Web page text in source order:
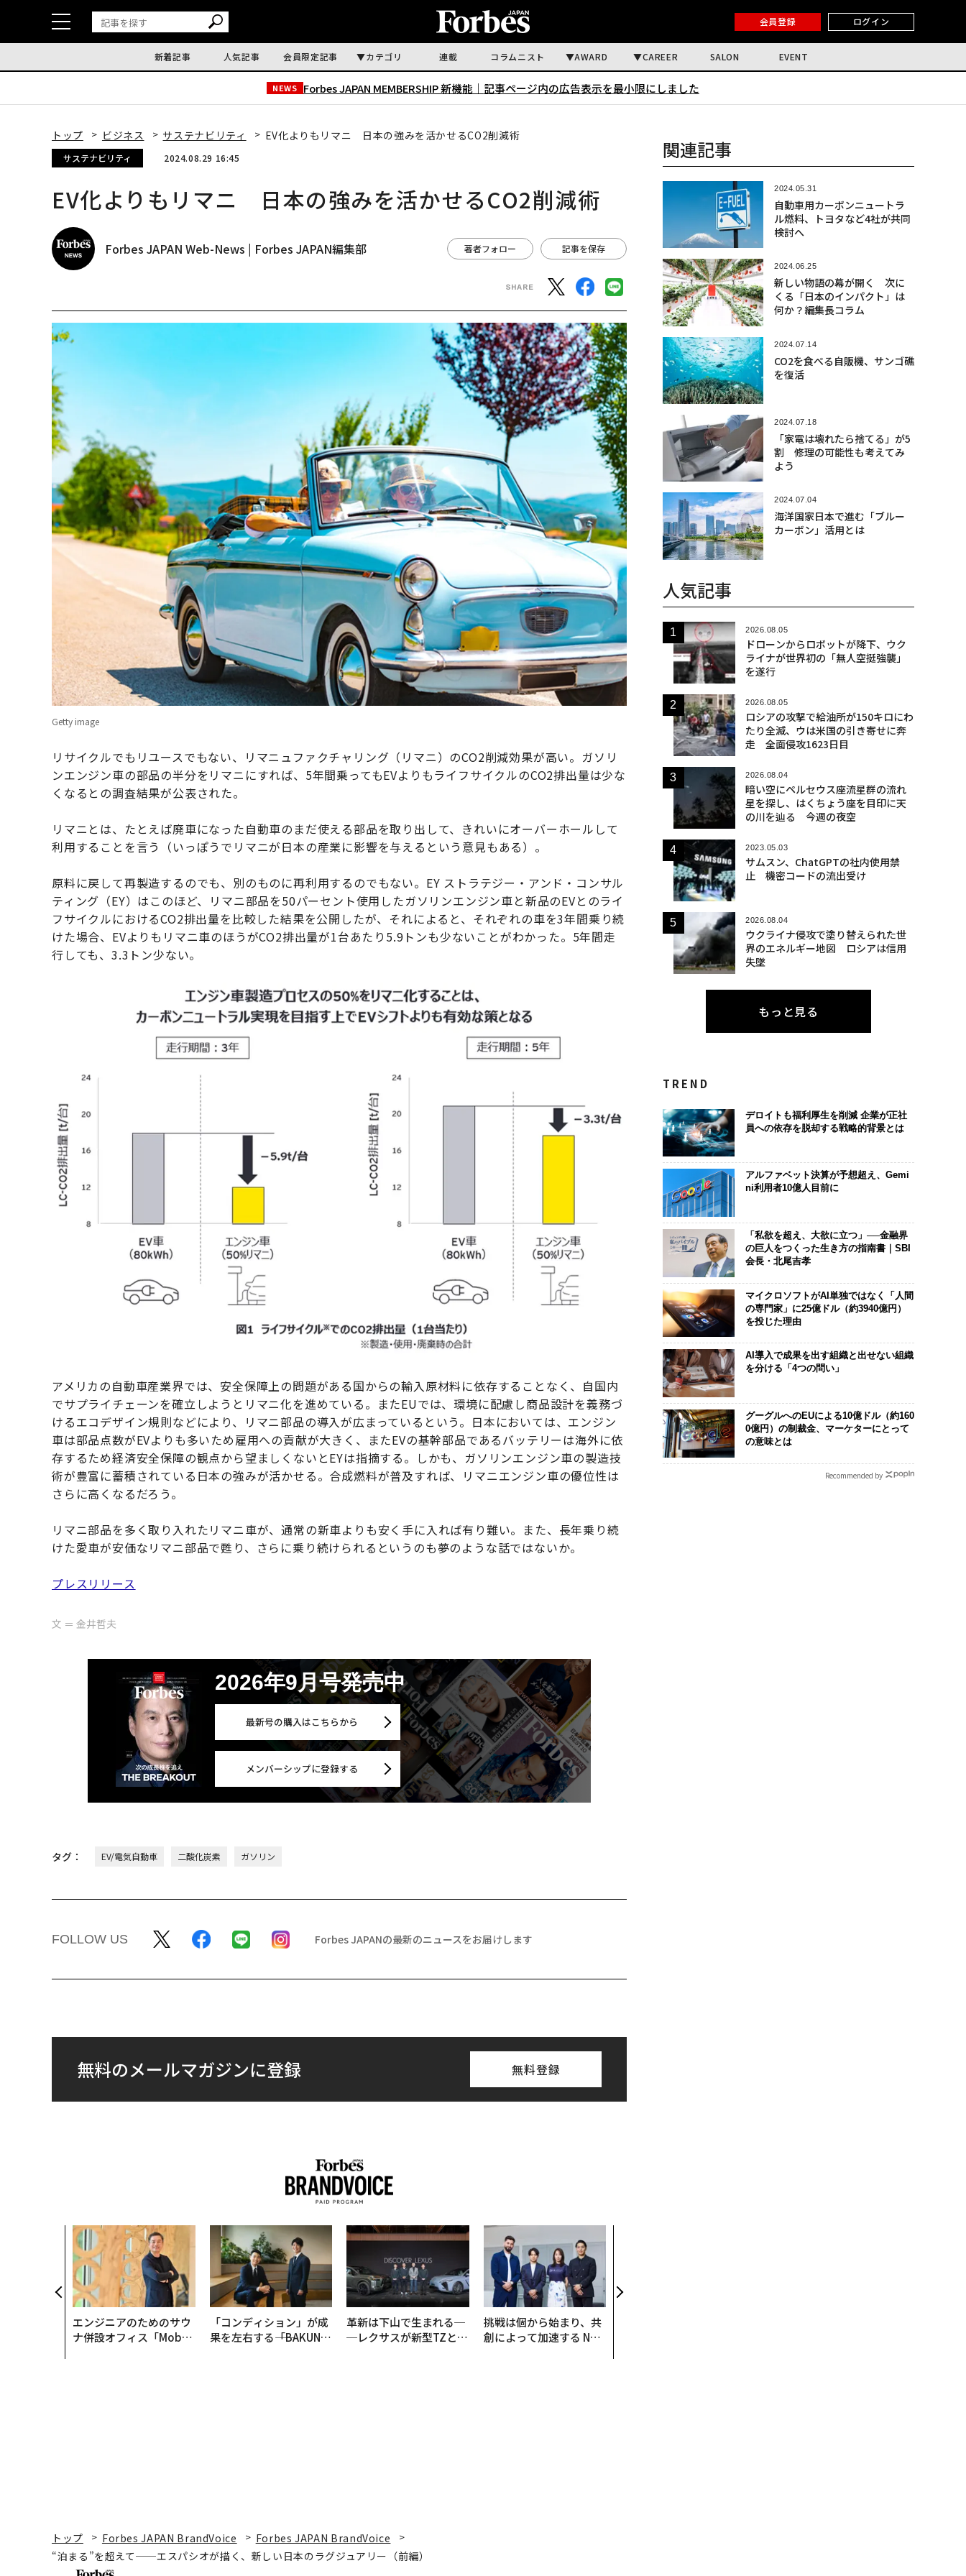
会員登録 ログイン
新着記事 人気記事 会員限定記事 カテゴリ 連載 コラムニスト AWARD CAREER SALON EVENT
NEWS Forbes JAPAN MEMBERSHIP 新機能｜ 記事ページ内の広告表示を最小限にしました
トップ ビジネス サステナビリティ EV化よりもリマニ 日本の強みを活かせるCO2削減術
サステナビリティ 2024.08.29 16:45
EV化よりもリマニ 日本の強みを活かせるCO2削減術
Forbes JAPAN Web-News | Forbes JAPAN編集部 著者フォロー 記事を保存
Getty image
リサイクルでもリユースでもない、リマニュファクチャリング（リマニ）のCO2削減効果が高い。ガソリ
ンエンジン車の部品の半分をリマニにすれば、5年間乗ってもEVよりもライフサイクルのCO2排出量は少な
くなるとの調査結果が公表された。
リマニとは、たとえば廃車になった自動車のまだ使える部品を取り出して、きれいにオーバーホールして
利用することを言う（いっぽうでリマニが日本の産業に影響を与えるという意見もある）。
原料に戻して再製造するのでも、別のものに再利用するのでもない。EY ストラテジー・アンド・コンサル
ティング（EY）はこのほど、リマニ部品を50パーセント使用したガソリンエンジン車と新品のEVとのライ
フサイクルにおけるCO2排出量を比較した結果を公開したが、それによると、それぞれの車を3年間乗り続
けた場合、EVよりもリマニ車のほうがCO2排出量が1台あたり5.9トンも少ないことがわかった。5年間走
行しても、3.3トン少ない。
アメリカの自動車産業界では、安全保障上の問題がある国からの輸入原材料に依存することなく、自国内
でサプライチェーンを確立しようとリマニ化を進めている。またEUでは、環境に配慮し商品設計を義務づ
けるエコデザイン規則などにより、リマニ部品の導入が広まっているという。日本においては、エンジン
車は部品点数がEVよりも多いため雇用への貢献が大きく、またEVの基幹部品であるバッテリーは海外に依
存するため経済安全保障の観点から望ましくないとEYは指摘する。しかも、ガソリンエンジン車の製造技
術が豊富に蓄積されている日本の強みが活かせる。合成燃料が普及すれば、リマニエンジン車の優位性は
さらに高くなるだろう。
リマニ部品を多く取り入れたリマニ車が、通常の新車よりも安く手に入れば有り難い。また、長年乗り続
けた愛車が安価なリマニ部品で甦り、さらに乗り続けられるというのも夢のような話ではないか。
プレスリリース
文 ＝ 金井哲夫
2026年9月号発売中
最新号の購入はこちらから
メンバーシップに登録する
タグ： EV/電気自動車 二酸化炭素 ガソリン
FOLLOW US Forbes JAPANの最新のニュースをお届けします
無料のメールマガジンに登録 無料登録
エンジニアのためのサウ
ナ併設オフィス「Mobiu
「コンディション」が成
果を左右する――「BAKUN
革新は下山で生まれる─
─レクサスが新型TZとE
挑戦は個から始まり、共
創によって加速する NOR
学
関連記事
2024.05.31
自動車用カーボンニュートラ
ル燃料、トヨタなど4社が共同
検討へ
2024.06.25
新しい物語の幕が開く 次に
くる「日本のインパクト」は
何か？――編集長コラム
2024.07.14
CO2を食べる自販機、サンゴ礁
を復活
2024.07.18
「家電は壊れたら捨てる」が5
割 修理の可能性も考えてみ
よう
2024.07.04
海洋国家日本で進む「ブルー
カーボン」活用とは
人気記事
2026.08.05
ドローンからロボットが降下、ウク
ライナが世界初の「無人空挺強襲」
を遂行
2026.08.05
ロシアの攻撃で給油所が150キロにわ
たり全滅、ウは米国の引き寄せに奔
走 全面侵攻1623日目
2026.08.04
暗い空にペルセウス座流星群の流れ
星を探し、はくちょう座を目印に天
の川を辿る 今週の夜空
2023.05.03
サムスン、ChatGPTの社内使用禁
止 機密コードの流出受け
2026.08.04
ウクライナ侵攻で塗り替えられた世
界のエネルギー地図 ロシアは信用
失墜
もっと見る
TREND
デロイトも福利厚生を削減 企業が正社
員への依存を脱却する戦略的背景とは
アルファベット決算が予想超え、Gemi
ni利用者10億人目前に
「私欲を超え、大欲に立つ」──金融界
の巨人をつくった生き方の指南書｜SBI
会長・北尾吉孝
マイクロソフトがAI単独ではなく「人間
の専門家」に25億ドル（約3940億円）
を投じた理由
AI導入で成果を出す組織と出せない組織
を分ける「4つの問い」
グーグルへのEUによる10億ドル（約160
0億円）の制裁金、マーケターにとって
の意味とは
Recommended by
トップ Forbes JAPAN BrandVoice
Forbes JAPAN BrandVoice
“泊まる”を超えて──エスパシオが描く、新しい日本のラグジュアリー（前編）